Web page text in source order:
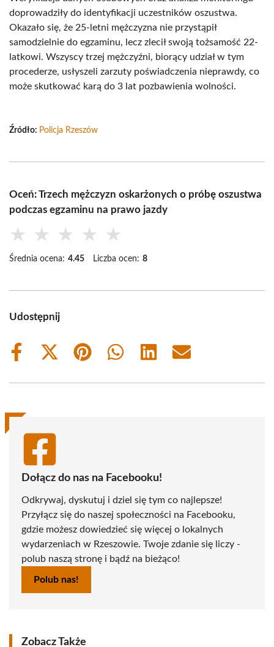
doprowadziły do identyfikacji uczestników oszustwa.
Okazało się, że 25-letni mężczyzna nie przystąpił
samodzielnie do egzaminu, lecz zlecił swoją tożsamość 22-
latkowi. Wszyscy trzej mężczyźni, biorący udział w tym
procederze, usłyszeli zarzuty poświadczenia nieprawdy, co
może skutkować karą do 3 lat pozbawienia wolności.
Źródło: Policja Rzeszów
Oceń: Trzech mężczyzn oskarżonych o próbę oszustwa
podczas egzaminu na prawo jazdy
★ ★ ★ ★ ★
Średnia ocena: 4.45 Liczba ocen: 8
Udostępnij
Share
Share
(Twitter)
Share
Share
Share
Share
Dołącz do nas na Facebooku!
Odkrywaj, dyskutuj i dziel się tym co najlepsze!
Przyłącz się do naszej społeczności na Facebooku,
gdzie możesz dowiedzieć się więcej o lokalnych
wydarzeniach w Rzeszowie. Twoje zdanie się liczy -
polub naszą stronę i bądź na bieżąco!
Polub nas!
Zobacz Także